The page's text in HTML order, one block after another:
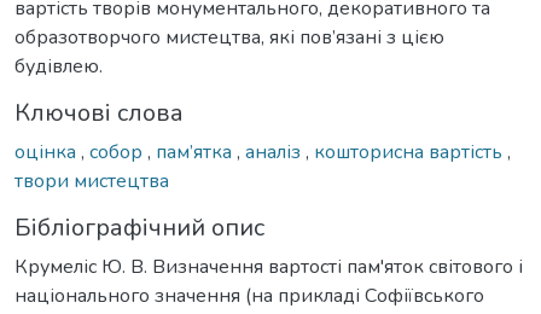
вартість творів монументального, декоративного та
образотворчого мистецтва, які пов’язані з цією
будівлею.
Ключові слова
оцінка , собор , пам’ятка , аналіз , кошторисна вартість ,
твори мистецтва
Бібліографічний опис
Крумеліс Ю. В. Визначення вартості пам'яток світового і
національного значення (на прикладі Софіївського